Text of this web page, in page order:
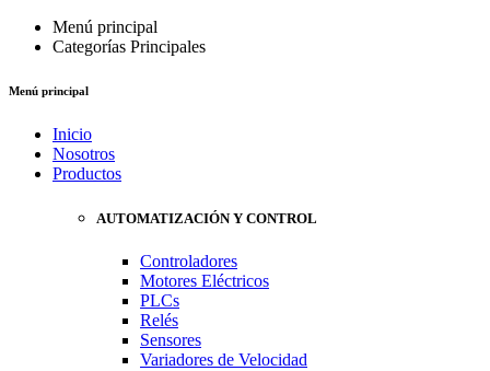
Menú principal
Categorías Principales
Menú principal
Inicio
Nosotros
Productos
AUTOMATIZACIÓN Y CONTROL
Controladores
Motores Eléctricos
PLCs
Relés
Sensores
Variadores de Velocidad